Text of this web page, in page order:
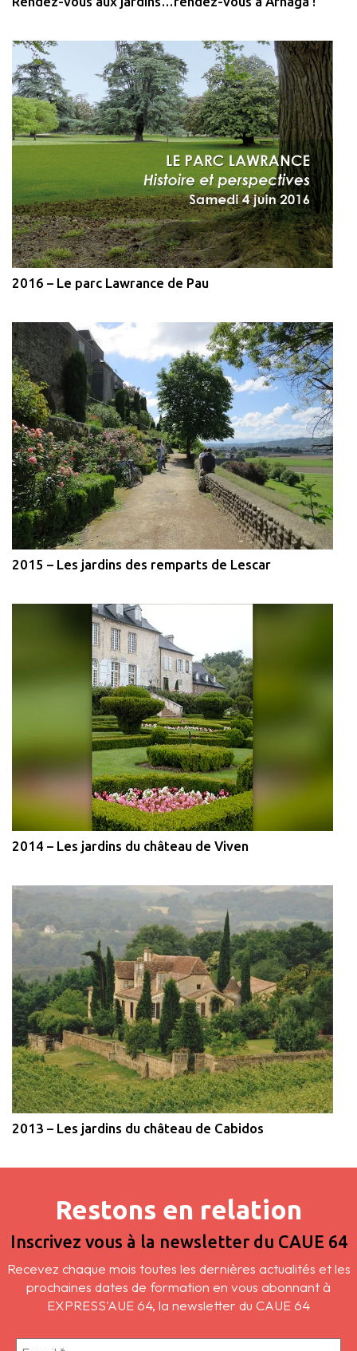
2016 – Le parc Lawrance de Pau
2015 – Les jardins des remparts de Lescar
2014 – Les jardins du château de Viven
2013 – Les jardins du château de Cabidos
Restons en relation
Inscrivez vous à la newsletter du CAUE 64
Recevez chaque mois toutes les dernières actualités et les
prochaines dates de formation en vous abonnant à
EXPRESS'AUE 64, la newsletter du CAUE 64